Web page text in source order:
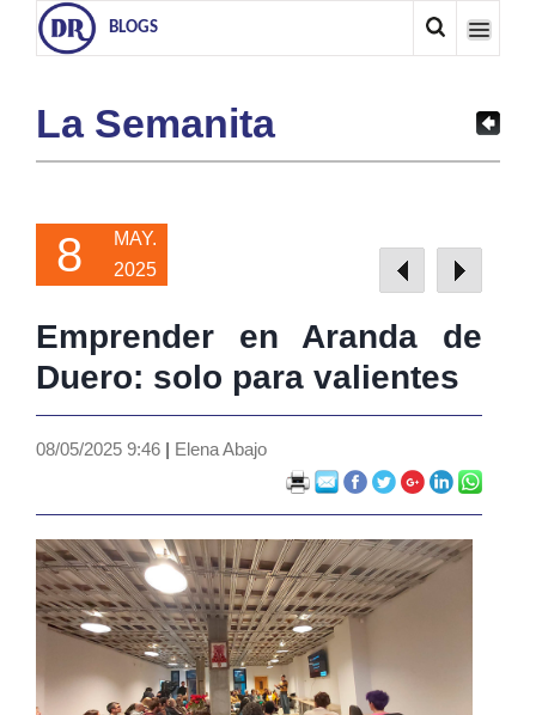
BLOGS
La Semanita
8
MAY.
2025
Emprender en Aranda de
Duero: solo para valientes
08/05/2025 9:46 | Elena Abajo